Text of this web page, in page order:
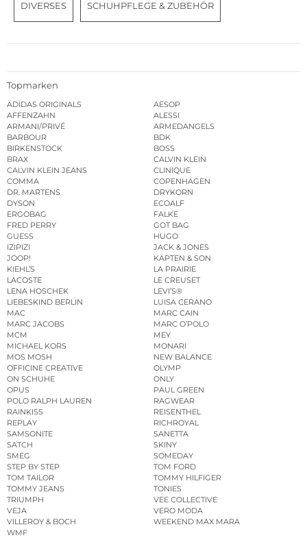
DIVERSES SCHUHPFLEGE & ZUBEHÖR
Topmarken
ADIDAS ORIGINALS
AESOP
AFFENZAHN
ALESSI
ARMANI/PRIVÉ
ARMEDANGELS
BARBOUR
BDK
BIRKENSTOCK
BOSS
BRAX
CALVIN KLEIN
CALVIN KLEIN JEANS
CLINIQUE
COMMA
COPENHAGEN
DR. MARTENS
DRYKORN
DYSON
ECOALF
ERGOBAG
FALKE
FRED PERRY
GOT BAG
GUESS
HUGO
IZIPIZI
JACK & JONES
JOOP!
KAPTEN & SON
KIEHL’S
LA PRAIRIE
LACOSTE
LE CREUSET
LENA HOSCHEK
LEVI’S®
LIEBESKIND BERLIN
LUISA CERANO
MAC
MARC CAIN
MARC JACOBS
MARC O’POLO
MCM
MEY
MICHAEL KORS
MONARI
MOS MOSH
NEW BALANCE
OFFICINE CREATIVE
OLYMP
ON SCHUHE
ONLY
OPUS
PAUL GREEN
POLO RALPH LAUREN
RAGWEAR
RAINKISS
REISENTHEL
REPLAY
RICHROYAL
SAMSONITE
SANETTA
SATCH
SKINY
SMEG
SOMEDAY
STEP BY STEP
TOM FORD
TOM TAILOR
TOMMY HILFIGER
TOMMY JEANS
TONIES
TRIUMPH
VEE COLLECTIVE
VEJA
VERO MODA
VILLEROY & BOCH
WEEKEND MAX MARA
WMF